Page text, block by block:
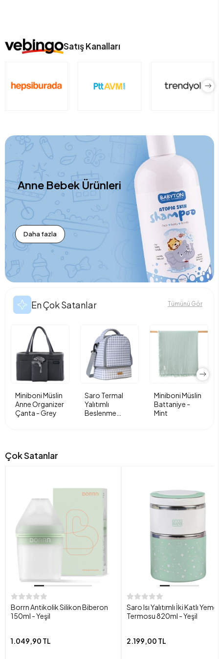
Satış Kanalları
Anne Bebek Ürünleri
Daha fazla
En Çok Satanlar Tümünü Gör
Miniboni Müslin
Anne Organizer
Çanta - Grey
Saro Termal
Yalıtımlı
Beslenme
Miniboni Müslin
Battaniye -
Mint
Çok Satanlar
Borrn Antikolik Silikon Biberon
150ml - Yeşil
1.049,90 TL
Saro Isı Yalıtımlı İki Katlı
Termosu 820ml - Yeşil
2.199,00 TL